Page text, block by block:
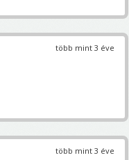
több mint 3 éve
több mint 3 éve